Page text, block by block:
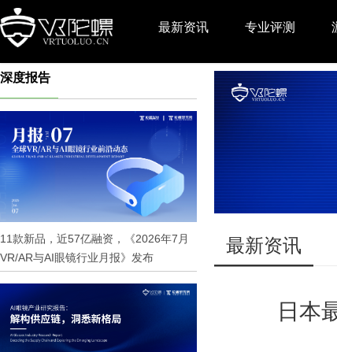
最新资讯 专业评测
深度报告
11款新品，近57亿融资，《2026年7月
VR/AR与AI眼镜行业月报》发布
最新资讯
日本